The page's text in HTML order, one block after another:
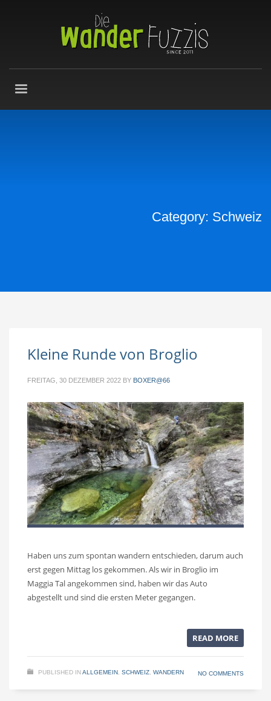
Category: Schweiz
Kleine Runde von Broglio
FREITAG, 30 DEZEMBER 2022 BY BOXER@66
Haben uns zum spontan wandern entschieden, darum auch
erst gegen Mittag los gekommen. Als wir in Broglio im
Maggia Tal angekommen sind, haben wir das Auto
abgestellt und sind die ersten Meter gegangen.
READ MORE
PUBLISHED INALLGEMEIN SCHWEIZ WANDERN NO COMMENTS